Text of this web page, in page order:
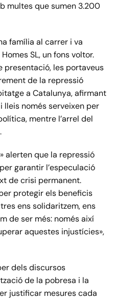
multes que sumen 3.200
família al carrer i va
SL, un fons voltor.
presentació, les portaveus
de la repressió
a Catalunya, afirmant
lleis només serveixen per
mentre l’arrel del
alerten que la repressió
garantir l’especulació
de crisi permanent.
protegir els beneficis
ens solidaritzem, ens
de ser més: només així
aquestes injustícies»,
dels discursos
de la pobresa i la
justificar mesures cada